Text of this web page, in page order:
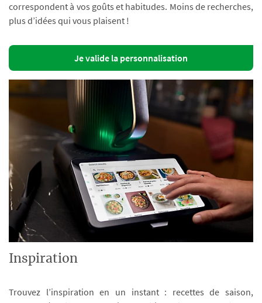
correspondent à vos goûts et habitudes. Moins de recherches,
plus d’idées qui vous plaisent !
Je valide la personnalisation
Inspiration
Trouvez l’inspiration en un instant : recettes de saison,